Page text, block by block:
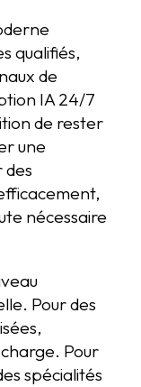
qualifiés,
de
IA 24/7
de rester
une
nécessaire
Pour des
Pour
spécialités